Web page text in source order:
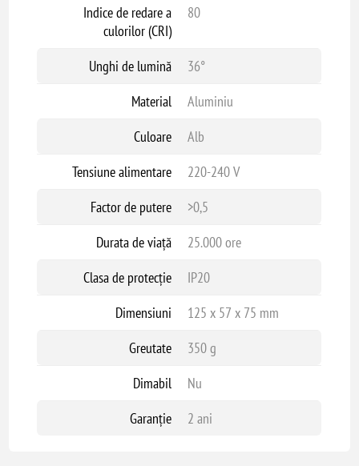
Indice de redare a
culorilor (CRI)
80
Unghi de lumină
36°
Material
Aluminiu
Culoare
Alb
Tensiune alimentare
220-240 V
Factor de putere
>0,5
Durata de viață
25.000 ore
Clasa de protecție
IP20
Dimensiuni
125 x 57 x 75 mm
Greutate
350 g
Dimabil
Nu
Garanție
2 ani